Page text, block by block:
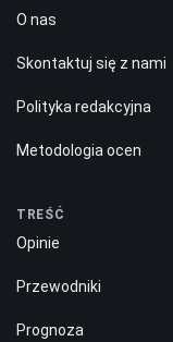
O nas
Skontaktuj się z nami
Polityka redakcyjna
Metodologia ocen
TREŚĆ
Opinie
Przewodniki
Prognoza